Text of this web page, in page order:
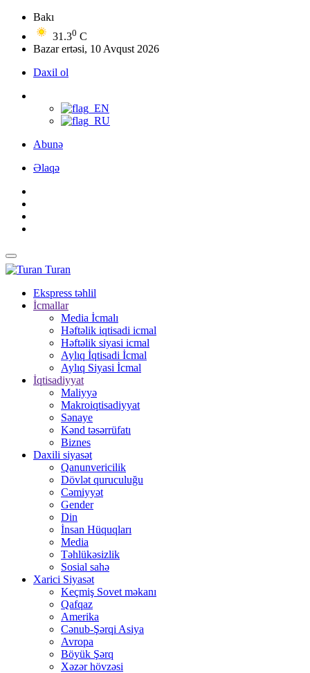
Bakı
31.30 C
Bazar ertəsi, 10 Avqust 2026
Daxil ol
Abunə
Əlaqə
Turan
Ekspress təhlil
İcmallar
Media İcmalı
Həftəlik iqtisadi icmal
Həftəlik siyasi icmal
Aylıq İqtisadi İcmal
Aylıq Siyasi İcmal
İqtisadiyyat
Maliyyə
Makroiqtisadiyyat
Sənaye
Kənd təsərrüfatı
Biznes
Daxili siyasət
Qanunvericilik
Dövlət quruculuğu
Cəmiyyət
Gender
Din
İnsan Hüquqları
Media
Təhlükəsizlik
Sosial sahə
Xarici Siyasət
Keçmiş Sovet məkanı
Qafqaz
Amerika
Cənub-Şərqi Asiya
Avropa
Böyük Şərq
Xəzər hövzəsi